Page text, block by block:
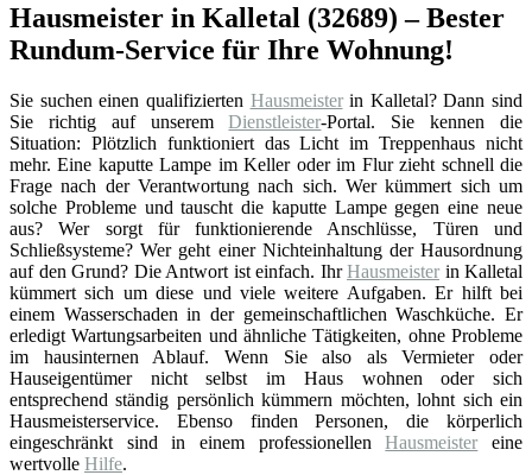
Hausmeister in Kalletal (32689) – Bester
Rundum-Service für Ihre Wohnung!
Sie suchen einen qualifizierten Hausmeisterin Kalletal? Dann sind
Sie richtig auf unseremDienstleister-Portal. Sie kennen die
Situation: Plötzlich funktioniert das Licht im Treppenhaus nicht
mehr. Eine kaputte Lampe im Keller oder im Flur zieht schnell die
Frage nach der Verantwortung nach sich. Wer kümmert sich um
solche Probleme und tauscht die kaputte Lampe gegen eine neue
aus? Wer sorgt für funktionierende Anschlüsse, Türen und
Schließsysteme? Wer geht einer Nichteinhaltung der Hausordnung
auf den Grund? Die Antwort ist einfach. IhrHausmeister in Kalletal
kümmert sich um diese und viele weitere Aufgaben. Er hilft bei
einem Wasserschaden in der gemeinschaftlichen Waschküche. Er
erledigt Wartungsarbeiten und ähnliche Tätigkeiten, ohne Probleme
im hausinternen Ablauf. Wenn Sie also als Vermieter oder
Hauseigentümer nicht selbst im Haus wohnen oder sich
entsprechend ständig persönlich kümmern möchten, lohnt sich ein
Hausmeisterservice. Ebenso finden Personen, die körperlich
eingeschränkt sind in einem professionellenHausmeister eine
wertvolle Hilfe.